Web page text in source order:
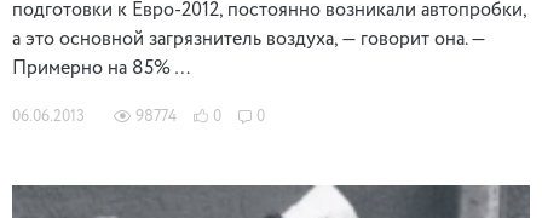
подготовки к Евро-2012, постоянно возникали автопробки,
а это основной загрязнитель воздуха, — говорит она. —
Примерно на 85% …
06.06.2013 98774 0 0